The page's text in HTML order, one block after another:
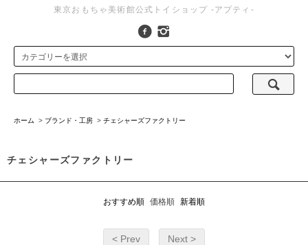
東京おもちゃ美術館公式トイショップ -アプティ-
ホーム > ブランド・工房 > チェシャーズファクトリー
チェシャーズファクトリー
おすすめ順 価格順 新着順
< Prev Next >